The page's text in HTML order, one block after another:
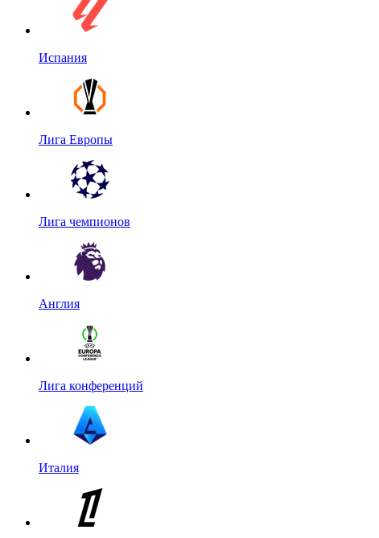
Испания
Лига Европы
Лига чемпионов
Англия
Лига конференций
Италия